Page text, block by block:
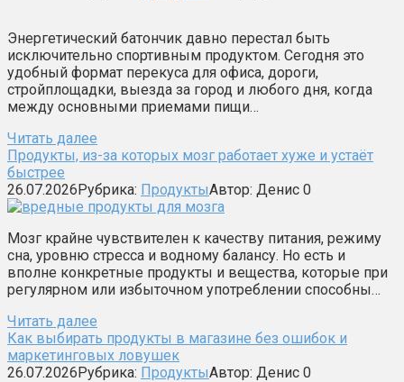
Энергетический батончик давно перестал быть
исключительно спортивным продуктом. Сегодня это
удобный формат перекуса для офиса, дороги,
стройплощадки, выезда за город и любого дня, когда
между основными приемами пищи…
Читать далее
Продукты, из-за которых мозг работает хуже и устаёт
быстрее
26.07.2026Рубрика: ПродуктыАвтор: Денис 0
Мозг крайне чувствителен к качеству питания, режиму
сна, уровню стресса и водному балансу. Но есть и
вполне конкретные продукты и вещества, которые при
регулярном или избыточном употреблении способны…
Читать далее
Как выбирать продукты в магазине без ошибок и
маркетинговых ловушек
26.07.2026Рубрика: ПродуктыАвтор: Денис 0